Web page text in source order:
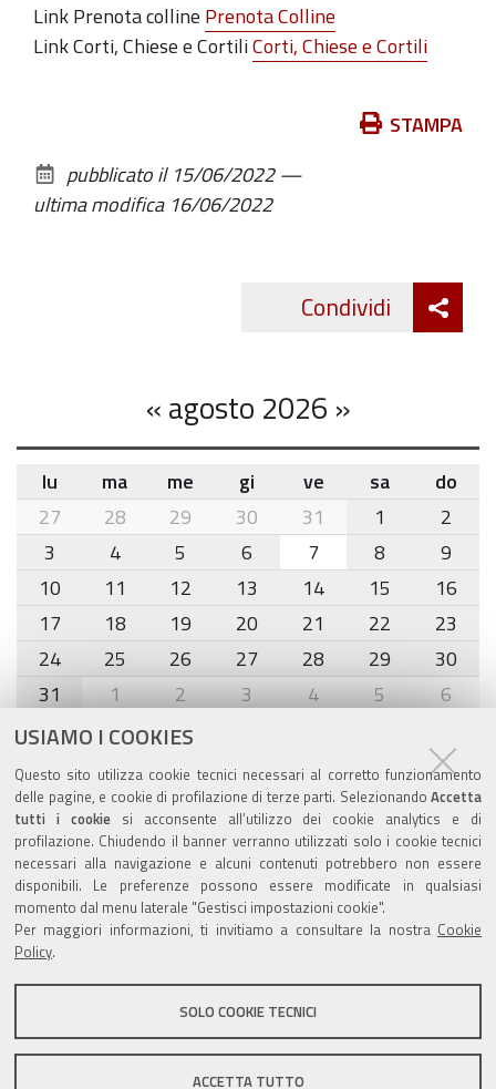
USIAMO I COOKIES
Questo sito utilizza cookie tecnici necessari al corretto funzionamento
delle pagine, e cookie di profilazione di terze parti. Selezionando Accetta
tutti i cookiesi acconsente all’utilizzo dei cookie analytics e di
profilazione. Chiudendo il banner verranno utilizzati solo i cookie tecnici
necessari alla navigazione e alcuni contenuti potrebbero non essere
disponibili. Le preferenze possono essere modificate in qualsiasi
momento dal menu laterale "Gestisci impostazioni cookie".
Per maggiori informazioni, ti invitiamo a consultare la nostra Cookie
Policy.
SOLO COOKIE TECNICI
ACCETTA TUTTO
Link Prenota colline Prenota Colline
Link Corti, Chiese e CortiliCorti, Chiese e Cortili
documento
STAMPA
pubblicato il 15/06/2022—
ultima modifica 16/06/2022
Condividi
«agosto 2026 »
month-
8
lu ma me gi ve sa
do
27
28 29 30 31 1
2
3
4 5 6 7 8
9
10
11 12 13 14 15
16
17
18 19 20 21 22
23
24
25 26 27 28 29
30
31
1 2 3 4 5 6
Agenda eventi
torna alla sezione
Valuta questo sito
Sito istituzionale Comune di Zola Predosa